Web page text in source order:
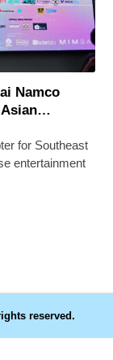
Namco
for Southeast
entertainment
reserved.